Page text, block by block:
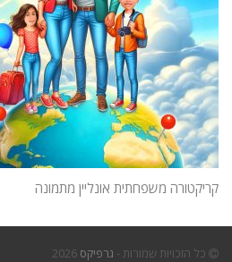
קריקטורה משפחתית אונליין מתמונה
כל הזכויות שמורות - גרפיקס